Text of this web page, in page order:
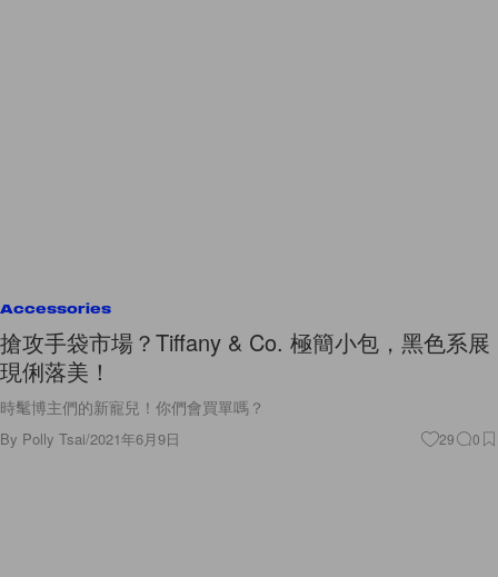
Accessories
搶攻手袋市場？Tiffany & Co. 極簡小包，黑色系展
現俐落美！
時髦博主們的新寵兒！你們會買單嗎？
By Polly Tsai/2021年6月9日 29 0